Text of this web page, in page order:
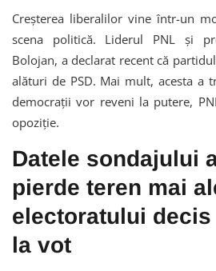
Creșterea liberalilor vine într-un
scena politică. Liderul PNL și
Bolojan, a declarat recent că
alături de PSD. Mai mult, acesta a
democrații vor reveni la putere,
opoziție.
Datele sondajului
pierde teren mai
electoratului
la vot